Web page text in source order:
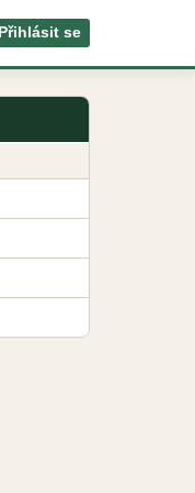
Přihlásit se